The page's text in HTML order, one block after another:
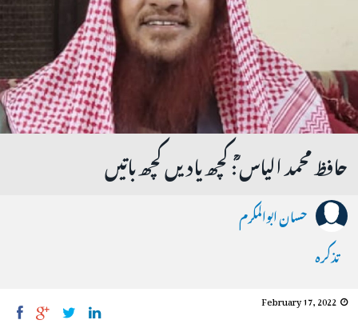
حافظ محمد الیاس ؒ: کچھ یادیں کچھ باتیں
حسان ابوالمکرم
تذکرہ
February 17, 2022